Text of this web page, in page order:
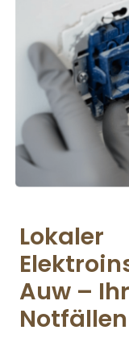
Lokaler
Auw –
Notfällen